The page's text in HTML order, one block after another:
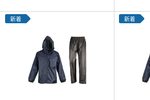
新着 新着